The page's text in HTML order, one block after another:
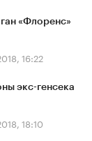
«Флоренс»
16:22
экс-генсека
18:10